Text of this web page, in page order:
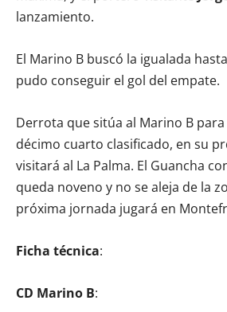
lanzamiento.
El Marino B buscó la igualada
pudo conseguir el gol del empate.
Derrota que sitúa al Marino B
décimo cuarto clasificado, en su
visitará al La Palma. El Guancha
queda noveno y no se aleja de la
próxima jornada jugará en
Ficha técnica:
CD Marino B: